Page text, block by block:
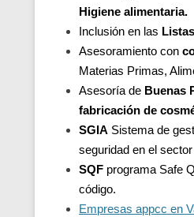
Higiene alimentaria.
Inclusión en las
Asesoramiento con
Materias Primas,
Asesoría de Buenas
fabricación de
SGIA Sistema de
seguridad en el
SQF programa Safe
código.
Empresas appcc en